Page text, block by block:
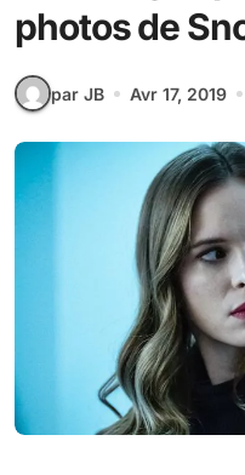
photos de
par JB Avr 17, 2019